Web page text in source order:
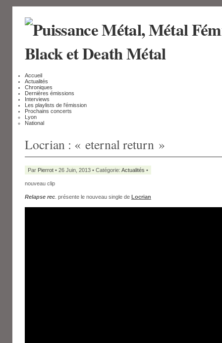
Accueil
Actualités
Chroniques
Dernières émissions
Interviews
Les playlists de l'émission
Prochains concerts
Lyon
National
Locrian : « eternal return »
Par Pierrot • 26 Juin, 2013 • Catégorie: Actualités •
nouveau clip
Relapse rec . présente le nouveau single de Locrian